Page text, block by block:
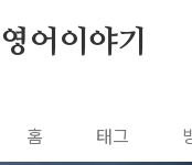
영어이야기
홈 태그